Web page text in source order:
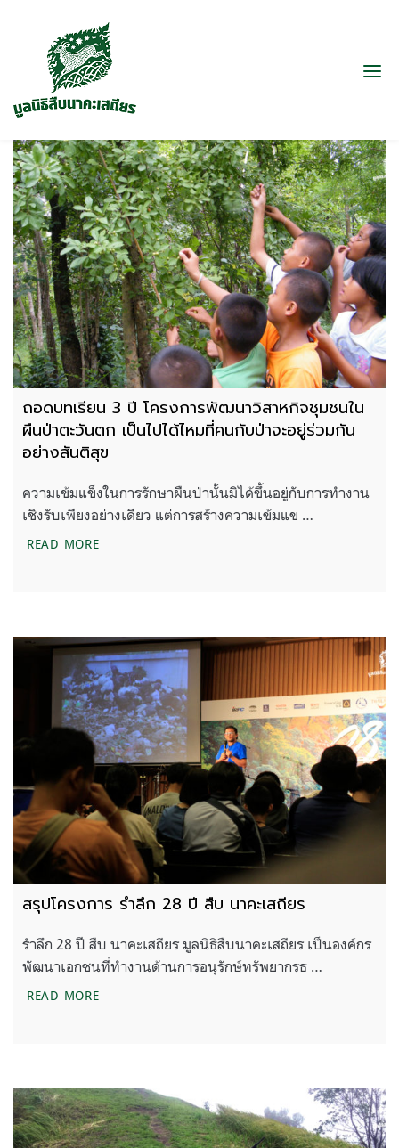
ถอดบทเรียน 3 ปี โครงการพัฒนาวิสาหกิจชุมชนใน
ผืนป่าตะวันตก เป็นไปได้ไหมที่คนกับป่าจะอยู่ร่วมกัน
อย่างสันติสุข
ความเข้มแข็งในการรักษาผืนป่านั้นมิได้ขึ้นอยู่กับการทำงาน
เชิงรับเพียงอย่างเดียว แต่การสร้างความเข้มแข …
READ MOREถอดบทเรียน 3 ปี โครงการพัฒนาวิสาหกิจชุมชนในผื
สรุปโครงการ รำลึก 28 ปี สืบ นาคะเสถียร
รำลึก 28 ปี สืบ นาคะเสถียร มูลนิธิสืบนาคะเสถียร เป็นองค์กร
พัฒนาเอกชนที่ทำงานด้านการอนุรักษ์ทรัพยากรธ …
READ MOREสรุปโครงการ รำลึก 28 ปี สืบ นาคะเสถียร